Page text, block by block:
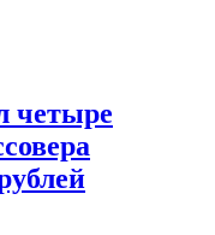
четыре